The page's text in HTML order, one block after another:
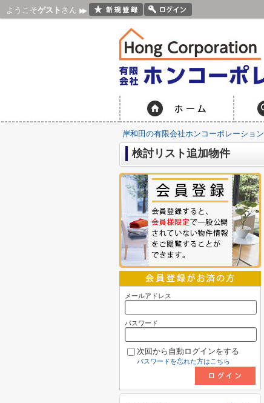
ようこそゲスト さん
岸和田の有限会社ホンコーポレーション
検討リスト追加物件
メールアドレス
パスワード
次回から自動ログインをする
パスワードを忘れた方はこちら